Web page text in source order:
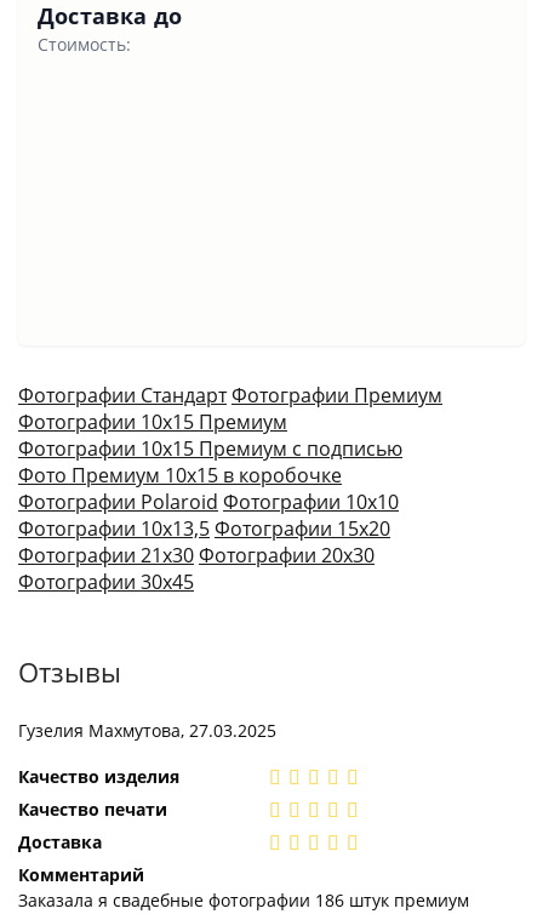
Доставка до
Стоимость:
Фотографии СтандартФотографии Премиум
Фотографии 10х15 Премиум
Фотографии 10х15 Премиум с подписью
Фото Премиум 10х15 в коробочке
Фотографии Polaroid Фотографии 10х10
Фотографии 10х13,5Фотографии 15х20
Фотографии 21х30Фотографии 20х30
Фотографии 30х45
Отзывы
Гузелия Махмутова, 27.03.2025
Качество изделия
Качество печати
Доставка
Комментарий
Заказала я свадебные фотографии 186 штук премиум